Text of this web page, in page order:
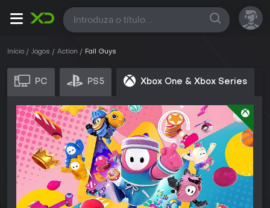
Todas
Início Jogos Action Fall Guys
PC PS5 Xbox One & Xbox Series